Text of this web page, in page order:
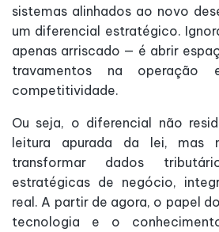
sistemas alinhados ao novo
um diferencial estratégico.
apenas arriscado — é abrir
travamentos na
competitividade.
Ou seja, o diferencial não
leitura apurada da lei, mas
transformar dados
estratégicas de negócio,
real. A partir de agora, o papel
tecnologia e o